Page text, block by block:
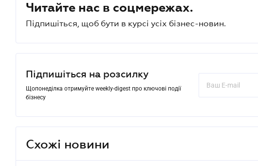
Читайте нас в соцмережах.
Підпишіться, щоб бути в курсі усіх бізнес-новин.
Підпишіться на розсилку
Щопонеділка отримуйте weekly-digest про ключові події
бізнесу
Схожі новини